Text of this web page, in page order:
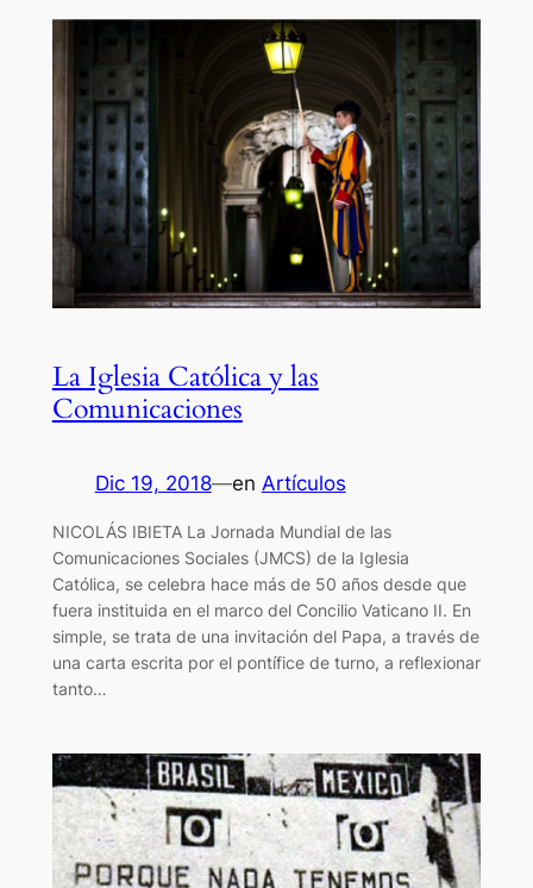
La Iglesia Católica y las
Comunicaciones
Dic 19, 2018—en Artículos
NICOLÁS IBIETA La Jornada Mundial de las
Comunicaciones Sociales (JMCS) de la Iglesia
Católica, se celebra hace más de 50 años desde que
fuera instituida en el marco del Concilio Vaticano II. En
simple, se trata de una invitación del Papa, a través de
una carta escrita por el pontífice de turno, a reflexionar
tanto…